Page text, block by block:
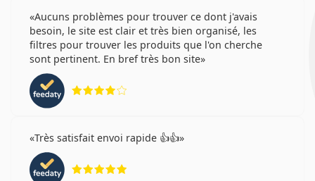
Aucuns problèmes pour trouver ce dont j'avais
besoin, le site est clair et très bien organisé, les
filtres pour trouver les produits que l'on cherche
sont pertinent. En bref très bon site
Très satisfait envoi rapide 👍👍